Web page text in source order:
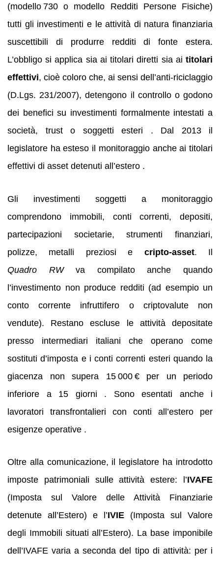
(modello 730 o modello Redditi Persone Fisiche)
tutti gli investimenti e le attività di natura finanziaria
suscettibili di produrre redditi di fonte estera.
L’obbligo si applica sia ai titolari diretti sia ai titolari
effettivi, cioè coloro che, ai sensi dell’anti‑riciclaggio
(D.Lgs. 231/2007), detengono il controllo o godono
dei benefici su investimenti formalmente intestati a
società, trust o soggetti esteri . Dal 2013 il
legislatore ha esteso il monitoraggio anche ai titolari
effettivi di asset detenuti all’estero .
Gli investimenti soggetti a monitoraggio
comprendono immobili, conti correnti, depositi,
partecipazioni societarie, strumenti finanziari,
polizze, metalli preziosi e cripto‑asset. Il
Quadro RWva compilato anche quando
l’investimento non produce redditi (ad esempio un
conto corrente infruttifero o criptovalute non
vendute). Restano escluse le attività depositate
presso intermediari italiani che operano come
sostituti d’imposta e i conti correnti esteri quando la
giacenza non supera 15 000 € per un periodo
inferiore a 15 giorni . Sono esentati anche i
lavoratori transfrontalieri con conti all’estero per
esigenze operative .
Oltre alla comunicazione, il legislatore ha introdotto
imposte patrimoniali sulle attività estere: l’IVAFE
(Imposta sul Valore delle Attività Finanziarie
detenute all’Estero) e l’IVIE (Imposta sul Valore
degli Immobili situati all’Estero). La base imponibile
dell’IVAFE varia a seconda del tipo di attività: per i